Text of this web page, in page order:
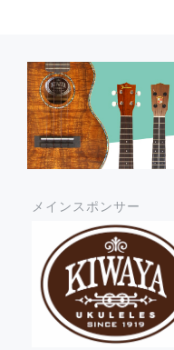
メインスポンサー